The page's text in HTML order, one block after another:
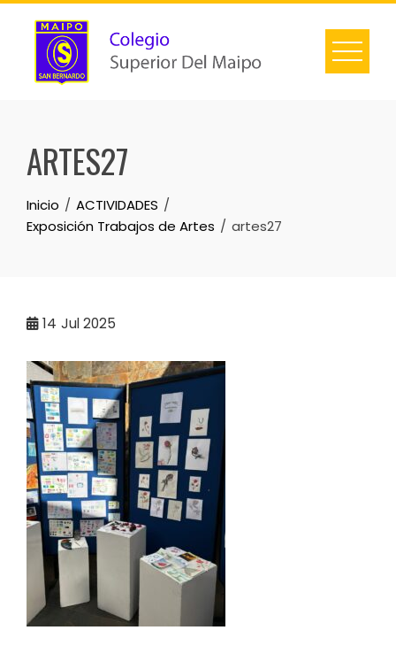
ARTES27
Inicio
ACTIVIDADES
Exposición Trabajos de Artes
artes27
14 Jul 2025